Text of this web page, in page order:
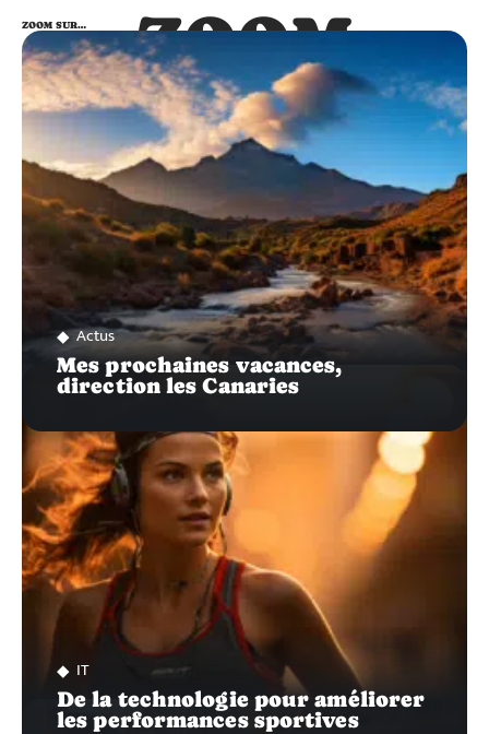
ZOOM
SUR…
ZOOM SUR…
Actus
Mes prochaines vacances,
direction les Canaries
IT
De la technologie pour améliorer
les performances sportives